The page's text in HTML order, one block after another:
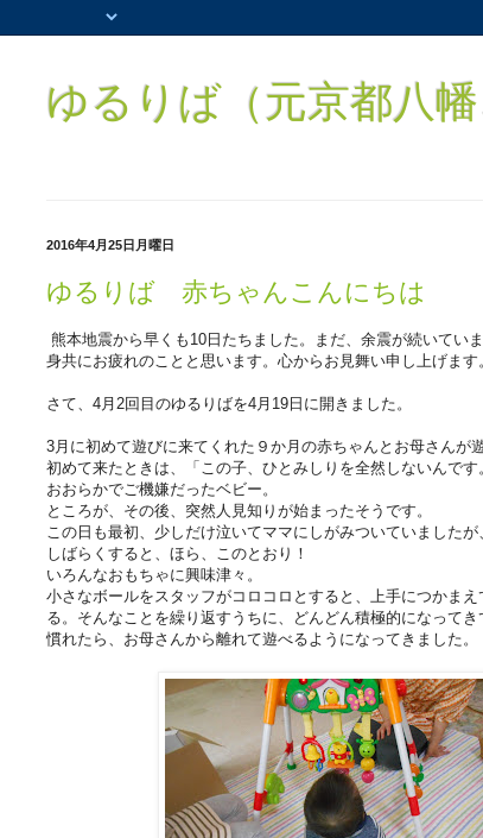
ゆるりば（元京都八
2016年4月25日月曜日
ゆるりば 赤ちゃんこんにちは
熊本地震から早くも10日たちました。まだ、余震が続いてい
身共にお疲れのことと思います。心からお見舞い申し上げます
さて、4月2回目のゆるりばを4月19日に開きました。
3月に初めて遊びに来てくれた９か月の赤ちゃんとお母さんが
初めて来たときは、「この子、ひとみしりを全然しないんです
おおらかでご機嫌だったベビー。
ところが、その後、突然人見知りが始まったそうです。
この日も最初、少しだけ泣いてママにしがみついていましたが
しばらくすると、ほら、このとおり！
いろんなおもちゃに興味津々。
小さなボールをスタッフがコロコロとすると、上手につかま
る。そんなことを繰り返すうちに、どんどん積極的になって
慣れたら、お母さんから離れて遊べるようになってきました。